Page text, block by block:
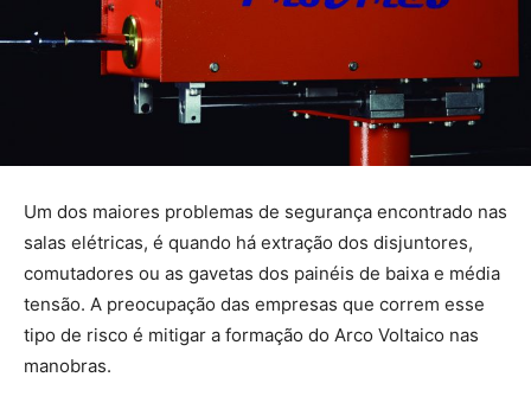
Um dos maiores problemas de segurança encontrado nas
salas elétricas, é quando há extração dos disjuntores,
comutadores ou as gavetas dos painéis de baixa e média
tensão. A preocupação das empresas que correm esse
tipo de risco é mitigar a formação do Arco Voltaico nas
manobras.